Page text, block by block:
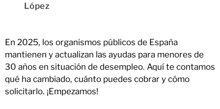
López
En 2025, los organismos públicos de España
mantienen y actualizan las ayudas para menores de
30 años en situación de desempleo. Aquí te contamos
qué ha cambiado, cuánto puedes cobrar y cómo
solicitarlo. ¡Empezamos!